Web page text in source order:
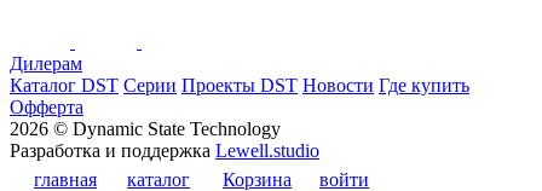
Дилерам
Каталог DST Серии Проекты DST Новости Где купить
Офферта
2026 © Dynamic State Technology
Разработка и поддержка Lewell.studio
главная
каталог Корзина войти